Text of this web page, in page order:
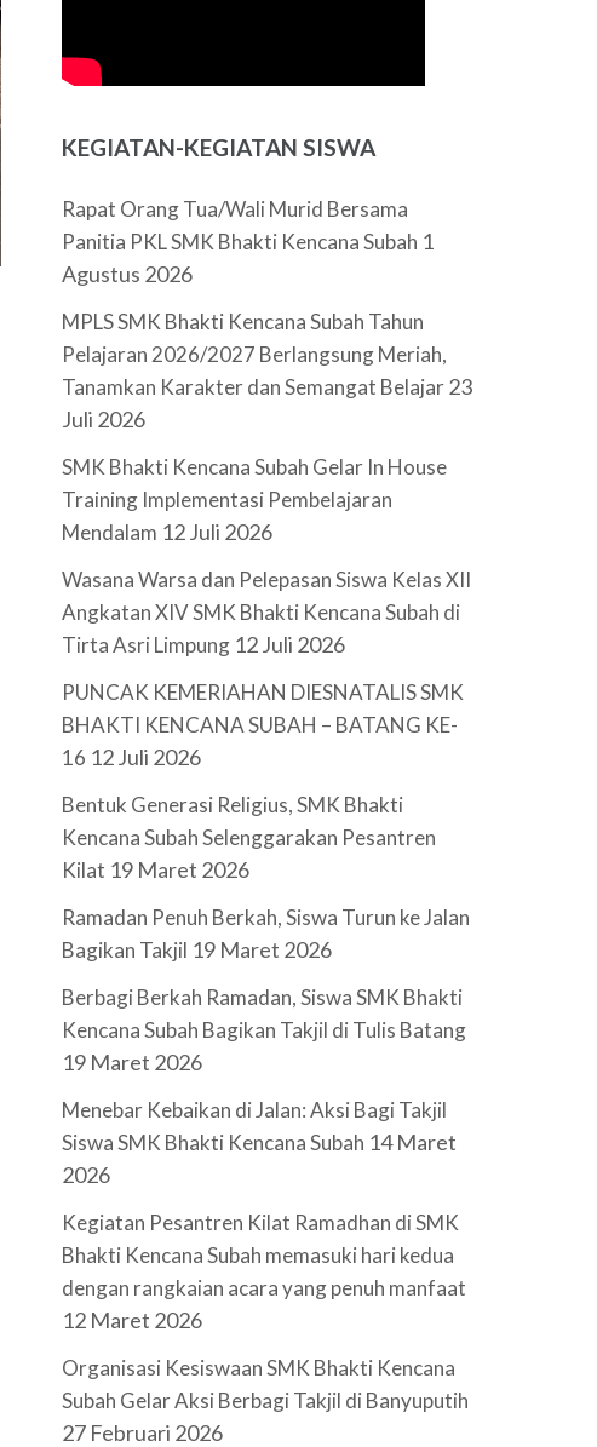
KEGIATAN-KEGIATAN SISWA
Rapat Orang Tua/Wali Murid Bersama
Panitia PKL SMK Bhakti Kencana Subah 1
Agustus 2026
MPLS SMK Bhakti Kencana Subah Tahun
Pelajaran 2026/2027 Berlangsung Meriah,
Tanamkan Karakter dan Semangat Belajar23
Juli 2026
SMK Bhakti Kencana Subah Gelar In House
Training Implementasi Pembelajaran
Mendalam 12 Juli 2026
Wasana Warsa dan Pelepasan Siswa Kelas XII
Angkatan XIV SMK Bhakti Kencana Subah di
Tirta Asri Limpung 12 Juli 2026
PUNCAK KEMERIAHAN DIESNATALIS SMK
BHAKTI KENCANA SUBAH – BATANG KE-
16 12 Juli 2026
Bentuk Generasi Religius, SMK Bhakti
Kencana Subah Selenggarakan Pesantren
Kilat 19 Maret 2026
Ramadan Penuh Berkah, Siswa Turun ke Jalan
Bagikan Takjil 19 Maret 2026
Berbagi Berkah Ramadan, Siswa SMK Bhakti
Kencana Subah Bagikan Takjil di Tulis Batang
19 Maret 2026
Menebar Kebaikan di Jalan: Aksi Bagi Takjil
Siswa SMK Bhakti Kencana Subah 14 Maret
2026
Kegiatan Pesantren Kilat Ramadhan di SMK
Bhakti Kencana Subah memasuki hari kedua
dengan rangkaian acara yang penuh manfaat
12 Maret 2026
Organisasi Kesiswaan SMK Bhakti Kencana
Subah Gelar Aksi Berbagi Takjil di Banyuputih
27 Februari 2026